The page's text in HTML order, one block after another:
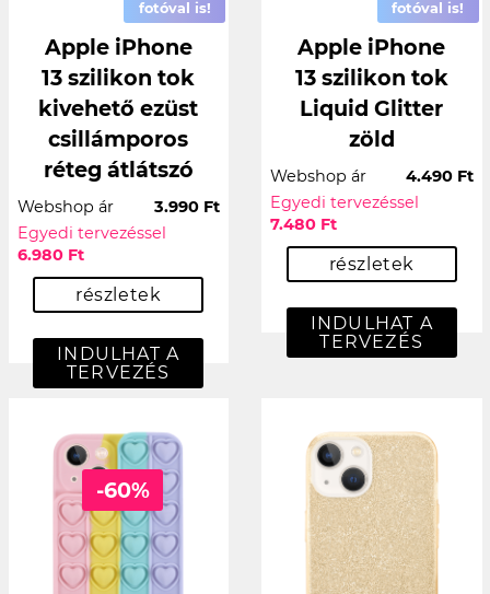
fotóval is!
Apple iPhone
13 szilikon tok
kivehető ezüst
csillámporos
réteg átlátszó
Webshop ár
3.990 Ft
Egyedi tervezéssel
6.980 Ft
részletek
INDULHAT A
TERVEZÉS
fotóval is!
Apple iPhone
13 szilikon tok
Liquid Glitter
zöld
Webshop ár
4.490 Ft
Egyedi tervezéssel
7.480 Ft
részletek
INDULHAT A
TERVEZÉS
-60%